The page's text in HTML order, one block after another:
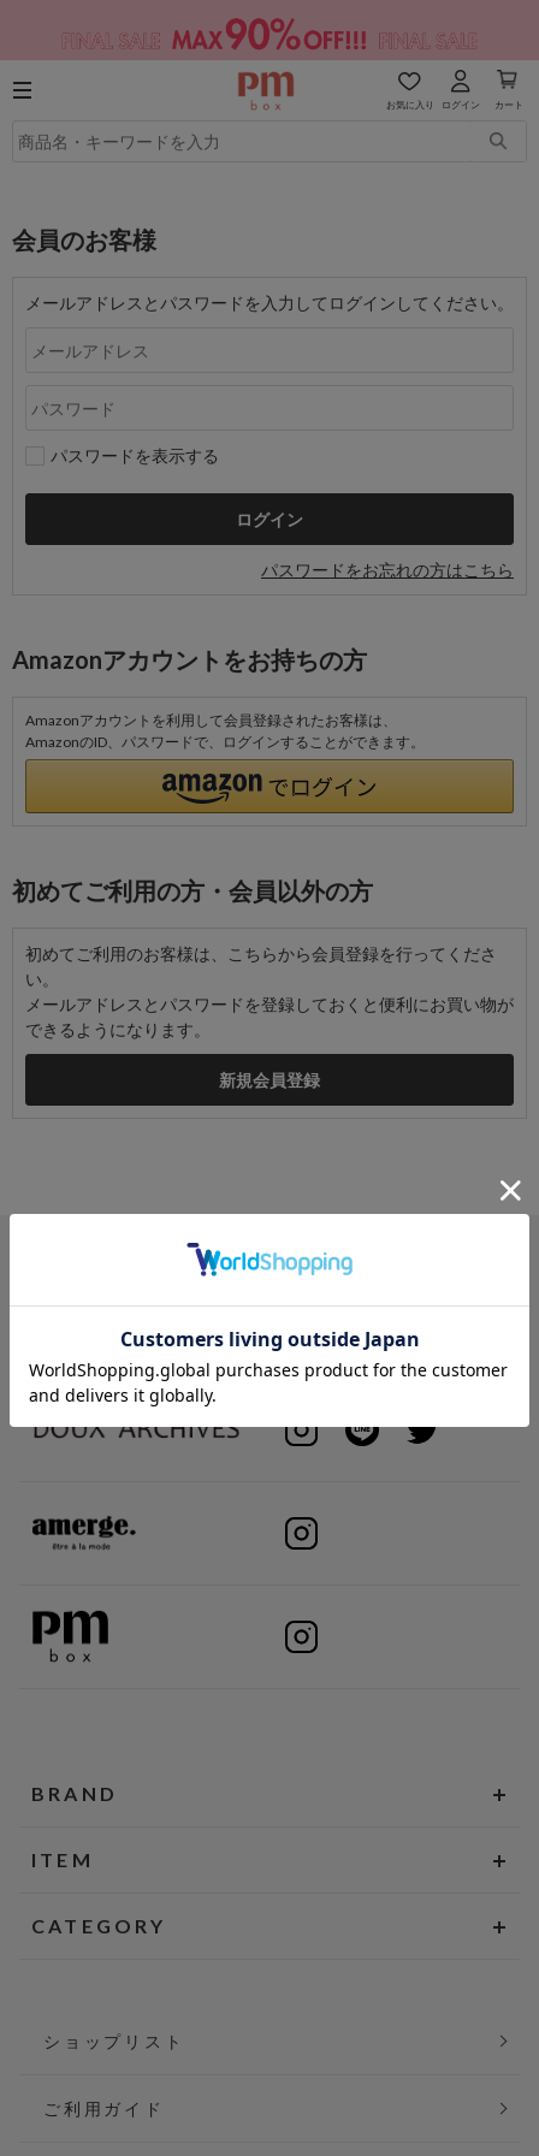
お気に入り ログイン カート
会員のお客様
メールアドレスとパスワードを入力してログインしてください。
パスワードを表示する
パスワードをお忘れの方はこちら
Amazonアカウントをお持ちの方
Amazonアカウントを利用して会員登録されたお客様は、
AmazonのID、パスワードで、ログインすることができます。
初めてご利用の方・会員以外の方
初めてご利用のお客様は、こちらから会員登録を行ってくださ
い。
メールアドレスとパスワードを登録しておくと便利にお買い物が
できるようになります。
BRAND
ITEM
CATEGORY
ショップリスト
ご利用ガイド